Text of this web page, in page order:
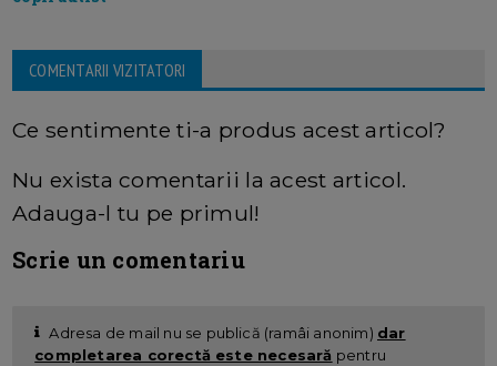
COMENTARII VIZITATORI
Ce sentimente ti-a produs acest articol?
Nu exista comentarii la acest articol.
Adauga-l tu pe primul!
Scrie un comentariu
Adresa de mail nu se publică (ramâi anonim) dar
completarea corectă este necesară pentru